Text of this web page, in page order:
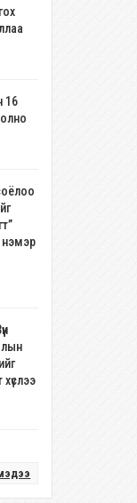
16
нэмэр